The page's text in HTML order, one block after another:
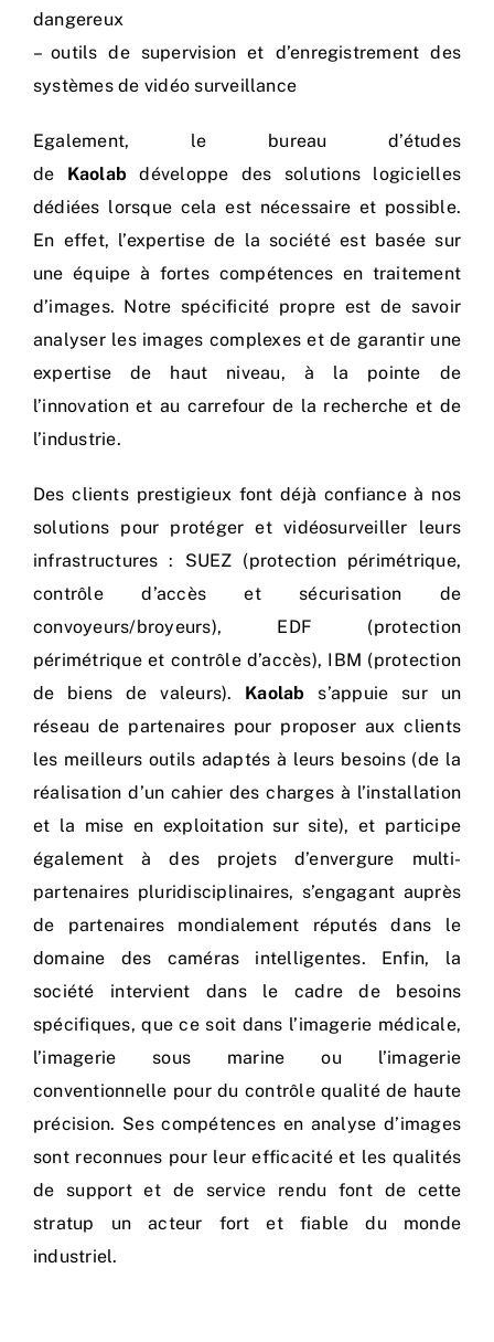
dangereux
– outils de supervision et d’enregistrement des
systèmes de vidéo surveillance
Egalement, le bureau d’études
de Kaolab développe des solutions logicielles
dédiées lorsque cela est nécessaire et possible.
En effet, l’expertise de la société est basée sur
une équipe à fortes compétences en traitement
d’images. Notre spécificité propre est de savoir
analyser les images complexes et de garantir une
expertise de haut niveau, à la pointe de
l’innovation et au carrefour de la recherche et de
l’industrie.
Des clients prestigieux font déjà confiance à nos
solutions pour protéger et vidéosurveiller leurs
infrastructures : SUEZ (protection périmétrique,
contrôle d’accès et sécurisation de
convoyeurs/broyeurs), EDF (protection
périmétrique et contrôle d’accès), IBM (protection
de biens de valeurs). Kaolab s’appuie sur un
réseau de partenaires pour proposer aux clients
les meilleurs outils adaptés à leurs besoins (de la
réalisation d’un cahier des charges à l’installation
et la mise en exploitation sur site), et participe
également à des projets d’envergure multi-
partenaires pluridisciplinaires, s’engagant auprès
de partenaires mondialement réputés dans le
domaine des caméras intelligentes. Enfin, la
société intervient dans le cadre de besoins
spécifiques, que ce soit dans l’imagerie médicale,
l’imagerie sous marine ou l’imagerie
conventionnelle pour du contrôle qualité de haute
précision. Ses compétences en analyse d’images
sont reconnues pour leur efficacité et les qualités
de support et de service rendu font de cette
stratup un acteur fort et fiable du monde
industriel.